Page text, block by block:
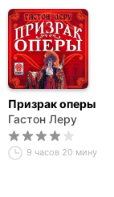
Призрак оперы
Гастон Леру
9 часов 20 минут